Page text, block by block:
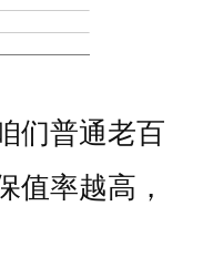
们普通老百
值率越高，